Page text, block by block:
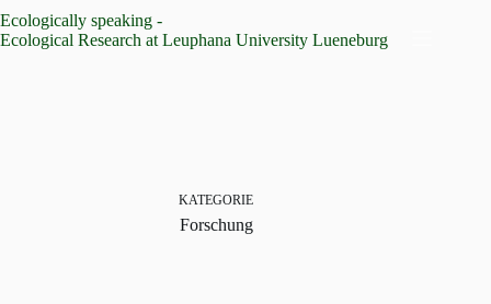
Inhalt
springen
Ecologically speaking -
Ecological Research at Leuphana University Lueneburg
KATEGORIE
Forschung